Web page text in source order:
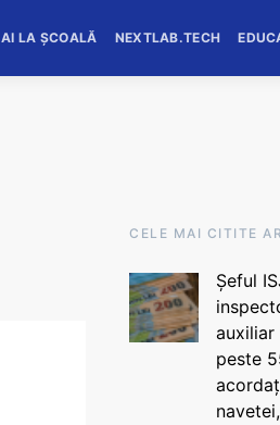
AI LA ȘCOALĂ NEXTLAB.TECH
CELE MAI CITITE
Șeful
auxiliar
peste